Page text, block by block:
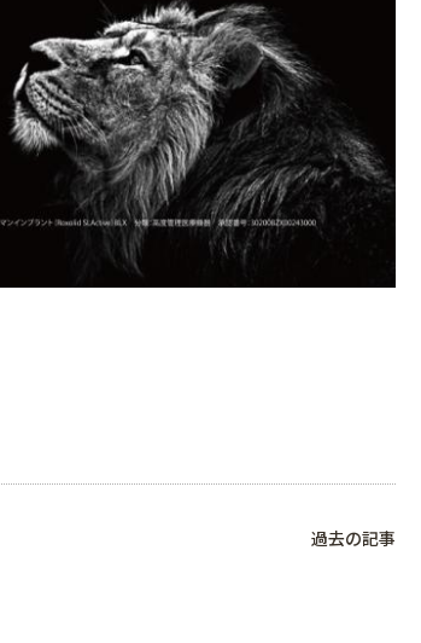
過去の記事